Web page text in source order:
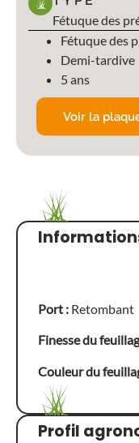
Fétuque des
Fétuque des
Demi-tardive
5 ans
Voir la
Port : Retombant
Finesse du
Couleur du
Profil